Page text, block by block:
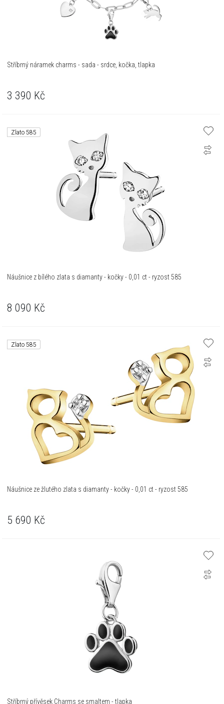
Stříbrný náramek charms - sada - srdce, kočka, tlapka
3 390 Kč
Zlato 585
Náušnice z bílého zlata s diamanty - kočky - 0,01 ct - ryzost 585
8 090 Kč
Zlato 585
Náušnice ze žlutého zlata s diamanty - kočky - 0,01 ct - ryzost 585
5 690 Kč
Stříbrný přívěsek Charms se smaltem - tlapka